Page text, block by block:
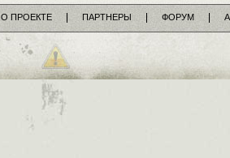
О ПРОЕКТЕ ПАРТНЕРЫ ФОРУМ